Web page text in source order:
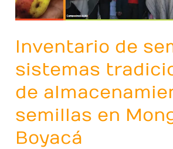
Inventario de
sistemas
de
semillas en
Boyacá